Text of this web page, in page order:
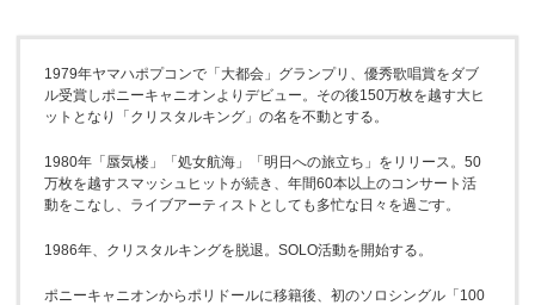
1979年ヤマハポプコンで「大都会」グランプリ、優秀歌唱賞をダブ
ル受賞しポニーキャニオンよりデビュー。その後150万枚を越す大ヒ
ットとなり「クリスタルキング」の名を不動とする。
1980年「蜃気楼」「処女航海」「明日への旅立ち」をリリース。50
万枚を越すスマッシュヒットが続き、年間60本以上のコンサート活
動をこなし、ライブアーティストとしても多忙な日々を過ごす。
1986年、クリスタルキングを脱退。SOLO活動を開始する。
ポニーキャニオンからポリドールに移籍後、初のソロシングル「100